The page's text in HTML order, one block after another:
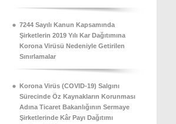
7244 Sayılı Kanun Kapsamında
Şirketlerin 2019 Yılı Kar Dağıtımına
Korona Virüsü Nedeniyle Getirilen
Sınırlamalar
Korona Virüs (COVID-19) Salgını
Sürecinde Öz Kaynakların Korunması
Adına Ticaret Bakanlığının Sermaye
Şirketlerinde Kâr Payı Dağıtımı